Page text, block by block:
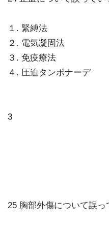
１. 緊縛法
２. 電気凝固法
３. 免疫療法
４. 圧迫タンポナーデ
3
25 胸部外傷について誤っ